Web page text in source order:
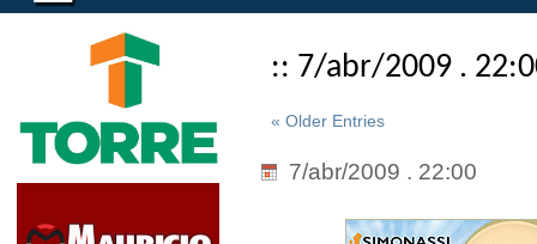
:: 7/abr/2009 .
« Older Entries
7/abr/2009 . 22:00